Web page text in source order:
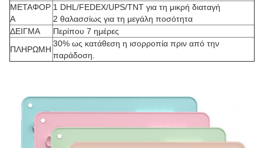
ΜΕΤΑΦΟΡ
Α
1 DHL/FEDEX/UPS/TNT για τη μικρή διαταγή
2 θαλασσίως για τη μεγάλη ποσότητα
ΔΕΙΓΜΑ
Περίπου 7 ημέρες
ΠΛΗΡΩΜΗ
30% ως κατάθεση η ισορροπία πριν από την
παράδοση.